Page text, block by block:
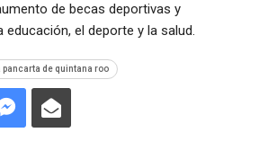
de becas deportivas y
el deporte y la salud.
pancarta de quintana roo